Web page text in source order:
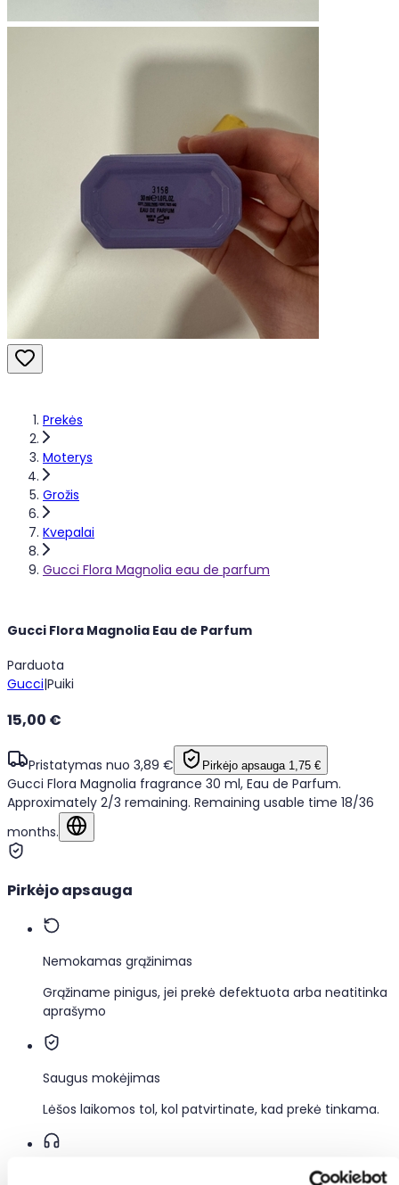
Prekės
Moterys
Grožis
Kvepalai
Gucci Flora Magnolia eau de parfum
Gucci Flora Magnolia Eau de Parfum
Parduota
Gucci|Puiki
Gucci Flora Magnolia fragrance 30 ml, Eau de Parfum.
Approximately 2/3 remaining. Remaining usable time 18/36
months.
15,00 €
Pristatymas nuo 3,89 € Pirkėjo apsauga 1,75 €
Pirkėjo apsauga
Nemokamas grąžinimas
Grąžiname pinigus, jei prekė defektuota arba neatitinka
aprašymo
Saugus mokėjimas
Lėšos laikomos tol, kol patvirtinate, kad prekė tinkama.